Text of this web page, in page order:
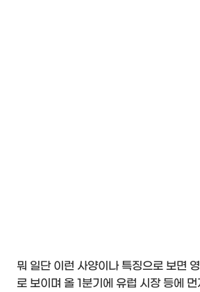
뭐 일단 이런 사양이나 특징으로 보면
로 보이며 올 1분기에 유럽 시장 등에